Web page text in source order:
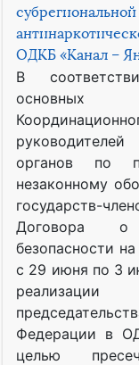
субрегиональной
ОДКБ «Канал –
В
основных
органов по
незаконному
государств-
Договора о
безопасности
с 29 июня по 3
реализации
Федерации в
целью